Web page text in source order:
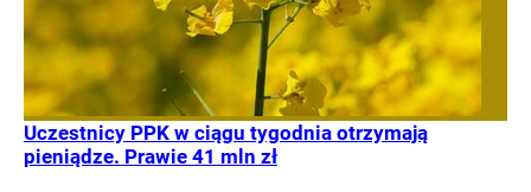
Uczestnicy PPK w ciągu tygodnia otrzymają
pieniądze. Prawie 41 mln zł